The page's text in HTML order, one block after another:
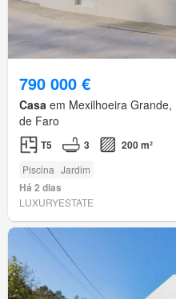
790 000 €
Casa em Mexilhoeira
de Faro
T5 3 200 m²
Piscina Jardim
Há 2 dias
LUXURYESTATE